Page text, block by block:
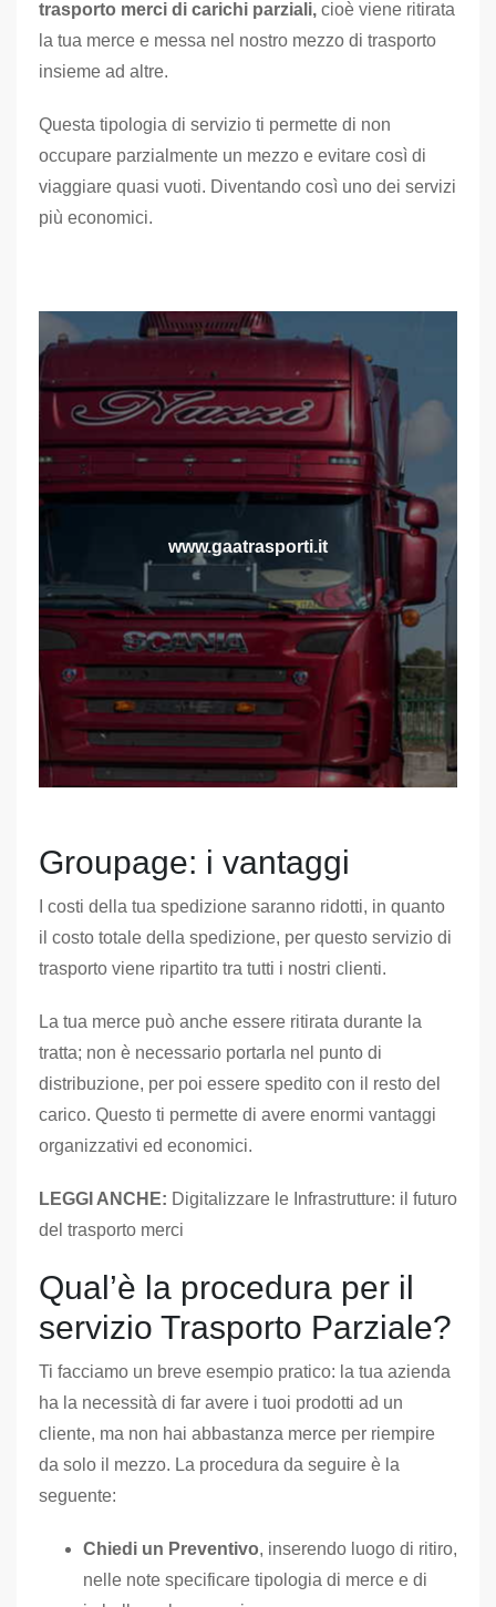
trasporto merci di carichi parziali, cioè viene ritirata
la tua merce e messa nel nostro mezzo di trasporto
insieme ad altre.
Questa tipologia di servizio ti permette di non
occupare parzialmente un mezzo e evitare così di
viaggiare quasi vuoti. Diventando così uno dei servizi
più economici.
www.gaatrasporti.it
Groupage: i vantaggi
I costi della tua spedizione saranno ridotti, in quanto
il costo totale della spedizione, per questo servizio di
trasporto viene ripartito tra tutti i nostri clienti.
La tua merce può anche essere ritirata durante la
tratta; non è necessario portarla nel punto di
distribuzione, per poi essere spedito con il resto del
carico. Questo ti permette di avere enormi vantaggi
organizzativi ed economici.
LEGGI ANCHE: Digitalizzare le Infrastrutture: il futuro
del trasporto merci
Qual’è la procedura per il
servizio Trasporto Parziale?
Ti facciamo un breve esempio pratico: la tua azienda
ha la necessità di far avere i tuoi prodotti ad un
cliente, ma non hai abbastanza merce per riempire
da solo il mezzo. La procedura da seguire è la
seguente:
Chiedi un Preventivo, inserendo luogo di ritiro,
nelle note specificare tipologia di merce e di